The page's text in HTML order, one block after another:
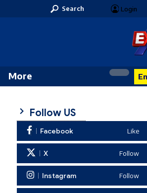
Search Login
More
Follow US
Facebook Like
X Follow
Instagram Follow